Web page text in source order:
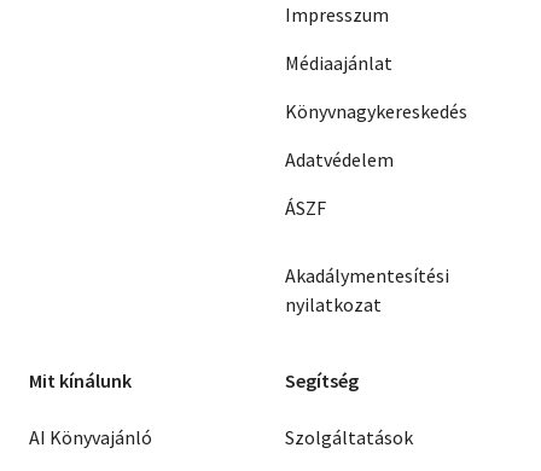
Impresszum
Médiaajánlat
Könyvnagykereskedés
Adatvédelem
ÁSZF
Akadálymentesítési
nyilatkozat
Mit kínálunk
AI Könyvajánló
Segítség
Szolgáltatások